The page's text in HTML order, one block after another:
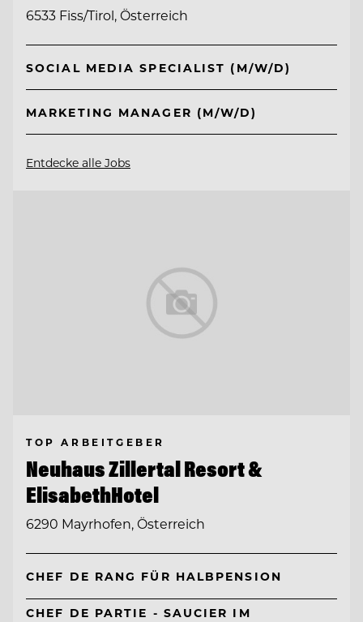
6533 Fiss/Tirol, Österreich
SOCIAL MEDIA SPECIALIST (M/W/D)
MARKETING MANAGER (M/W/D)
Entdecke alle Jobs
TOP ARBEITGEBER
Neuhaus Zillertal Resort &
ElisabethHotel
6290 Mayrhofen, Österreich
CHEF DE RANG FÜR HALBPENSION
CHEF DE PARTIE - SAUCIER IM